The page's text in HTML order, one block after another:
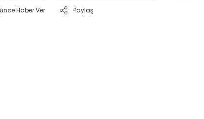
Haber Ver Paylaş